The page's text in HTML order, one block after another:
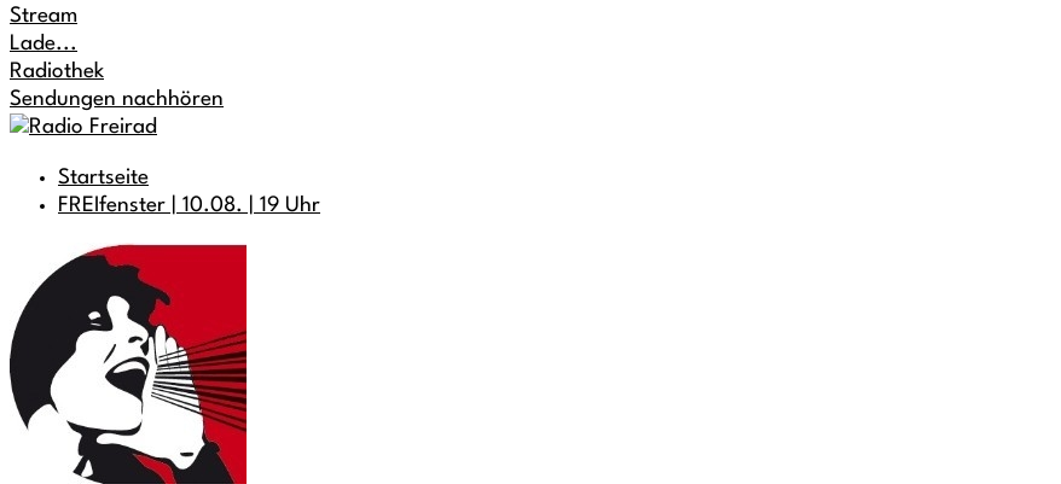
Stream
Lade...
Radiothek
Sendungen nachhören
Startseite
FREIfenster | 10.08. | 19 Uhr